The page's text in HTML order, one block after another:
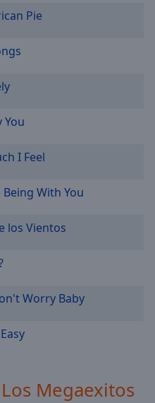
Pie
I Feel
With You
los Vientos
Worry Baby
Megaexitos